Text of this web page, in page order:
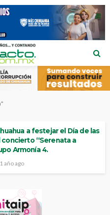
a festejar el Día de las
concierto “Serenata a
Armonía 4.
1 año ago